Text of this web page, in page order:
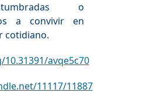
o
a convivir en
cotidiano.
avqe5c70
11117/11887